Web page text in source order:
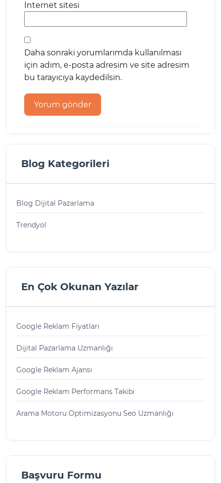
İnternet sitesi
Daha sonraki yorumlarımda kullanılması
için adım, e-posta adresim ve site adresim
bu tarayıcıya kaydedilsin.
Blog Kategorileri
Blog Dijital Pazarlama
Trendyol
En Çok Okunan Yazılar
Google Reklam Fiyatları
Dijital Pazarlama Uzmanlığı
Google Reklam Ajansı
Google Reklam Performans Takibi
Arama Motoru Optimizasyonu Seo Uzmanlığı
Başvuru Formu